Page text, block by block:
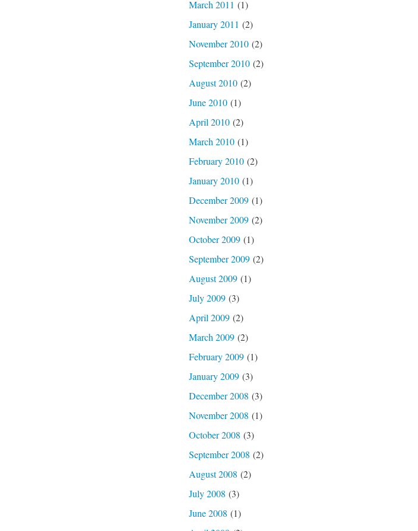
March 2011 (1)
January 2011 (2)
November 2010(2)
September 2010(2)
August 2010(2)
June 2010(1)
April 2010(2)
March 2010(1)
February 2010(2)
January 2010(1)
December 2009(1)
November 2009(2)
October 2009(1)
September 2009(2)
August 2009(1)
July 2009(3)
April 2009(2)
March 2009(2)
February 2009(1)
January 2009(3)
December 2008 (3)
November 2008 (1)
October 2008 (3)
September 2008 (2)
August 2008 (2)
July 2008 (3)
June 2008 (1)